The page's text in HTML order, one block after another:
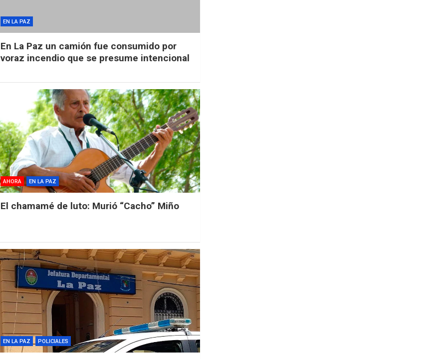
EN LA PAZ
En La Paz un camión fue consumido por
voraz incendio que se presume intencional
AHORA EN LA PAZ
El chamamé de luto: Murió “Cacho” Miño
EN LA PAZ POLICIALES